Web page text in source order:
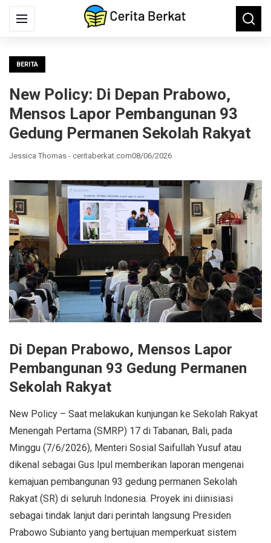
Menu
Search
for:
BERITA
New Policy: Di Depan Prabowo,
Mensos Lapor Pembangunan 93
Gedung Permanen Sekolah Rakyat
Jessica Thomas - ceritaberkat.com08/06/2026
Di Depan Prabowo, Mensos Lapor
Pembangunan 93 Gedung Permanen
Sekolah Rakyat
New Policy – Saat melakukan kunjungan ke Sekolah Rakyat
Menengah Pertama (SMRP) 17 di Tabanan, Bali, pada
Minggu (7/6/2026), Menteri Sosial Saifullah Yusuf atau
dikenal sebagai Gus Ipul memberikan laporan mengenai
kemajuan pembangunan 93 gedung permanen Sekolah
Rakyat (SR) di seluruh Indonesia. Proyek ini diinisiasi
sebagai tindak lanjut dari perintah langsung Presiden
Prabowo Subianto yang bertujuan memperkuat sistem